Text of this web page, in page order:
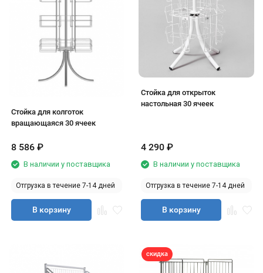
Стойка для колготок
вращающаяся 30 ячеек
8 586 ₽
В наличии у поставщика
Отгрузка в течение 7-14 дней
В корзину
Стойка для открыток
настольная 30 ячеек
4 290 ₽
В наличии у поставщика
Отгрузка в течение 7-14 дней
В корзину
скидка